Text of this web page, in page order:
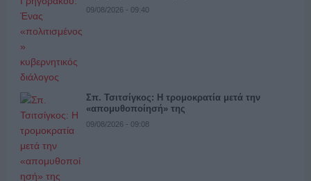
09/08/2026 - 09:40
Σπ. Τσιτσίγκος: Η τρομοκρατία μετά την
«απομυθοποίησή» της
09/08/2026 - 09:08